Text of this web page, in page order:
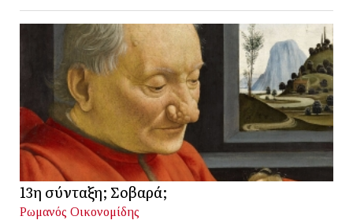
13η σύνταξη; Σοβαρά;
Ρωμανός Οικονομίδης